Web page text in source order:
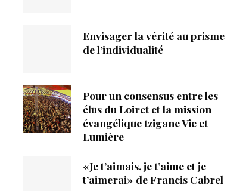
Envisager la vérité au prisme
de l’individualité
Pour un consensus entre les
élus du Loiret et la mission
évangélique tzigane Vie et
Lumière
«Je t’aimais, je t’aime et je
t’aimerai» de Francis Cabrel